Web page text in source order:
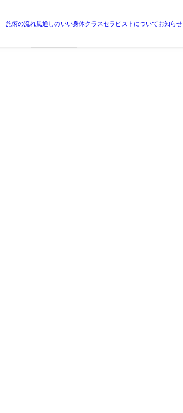
施術の流れ風通しのいい身体クラスセラピストについてお知らせ
Month: 8月 2023